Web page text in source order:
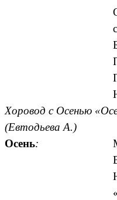
Хоровод с Осенью
(Евтодьева А.)
Осень: